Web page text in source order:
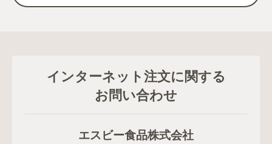
インターネット注文に関する
お問い合わせ
エスビー食品株式会社